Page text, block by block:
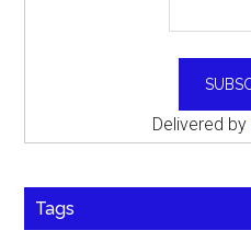
Delivered by
Tags